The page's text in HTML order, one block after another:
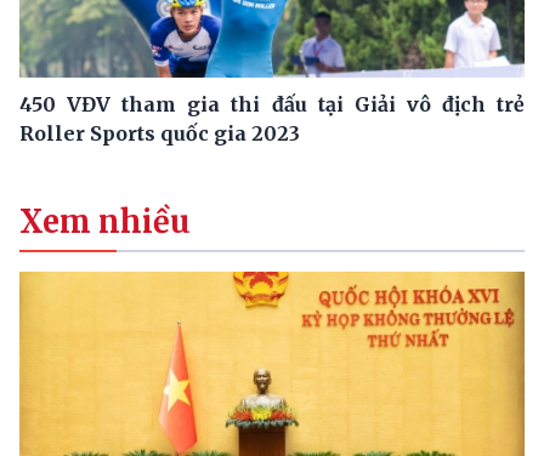
450 VĐV tham gia thi đấu tại Giải vô địch trẻ
Roller Sports quốc gia 2023
Xem nhiều